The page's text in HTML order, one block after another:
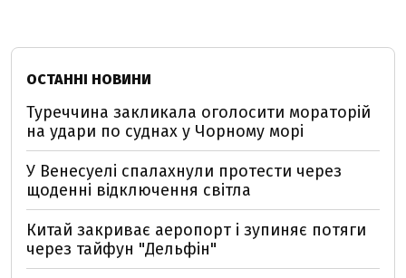
ОСТАННІ НОВИНИ
Туреччина закликала оголосити мораторій
на удари по суднах у Чорному морі
У Венесуелі спалахнули протести через
щоденні відключення світла
Китай закриває аеропорт і зупиняє потяги
через тайфун "Дельфін"